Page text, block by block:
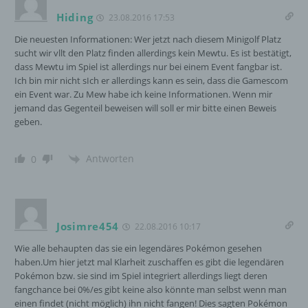
Hiding 23.08.2016 17:53
Die neuesten Informationen: Wer jetzt nach diesem Minigolf Platz
sucht wir vllt den Platz finden allerdings kein Mewtu. Es ist bestätigt,
dass Mewtu im Spiel ist allerdings nur bei einem Event fangbar ist.
Ich bin mir nicht sIch er allerdings kann es sein, dass die Gamescom
ein Event war. Zu Mew habe ich keine Informationen. Wenn mir
jemand das Gegenteil beweisen will soll er mir bitte einen Beweis
geben.
0 Antworten
Josimre454 22.08.2016 10:17
Wie alle behaupten das sie ein legendäres Pokémon gesehen
haben.Um hier jetzt mal Klarheit zuschaffen es gibt die legendären
Pokémon bzw. sie sind im Spiel integriert allerdings liegt deren
fangchance bei 0%/es gibt keine also könnte man selbst wenn man
einen findet (nicht möglich) ihn nicht fangen! Dies sagten Pokémon
Stelle, der personenbezogene Daten
offengelegt werden, unabhängig davon, ob
es sich bei ihr um einen Dritten handelt oder
nicht. Behörden, die im Rahmen eines
bestimmten Untersuchungsauftrags nach
dem Unionsrecht oder dem Recht der
Mitgliedstaaten möglicherweise
personenbezogene Daten erhalten, gelten
Stelle außer der betroffenen Person, dem
und den Personen, die unter der
unmittelbaren Verantwortung des
Verantwortlichen oder des
Auftragsverarbeiters befugt sind, die